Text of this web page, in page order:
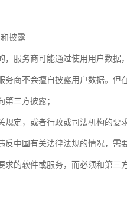
披露
，服务商可能通过使用用户数据
务商不会擅自披露用户数据。但
第三方披露；
规定，或者行政或司法机构的要
反中国有关法律法规的情况，需
求的软件或服务，而必须和第三